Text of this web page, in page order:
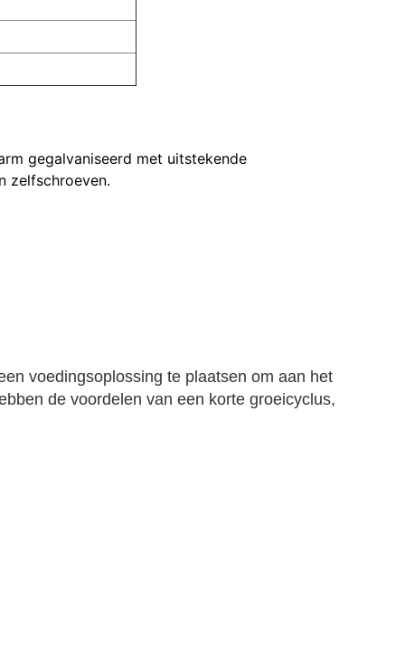
gegalvaniseerd met uitstekende
zelfschroeven.
voedingsoplossing te plaatsen om aan het
de voordelen van een korte groeicyclus,